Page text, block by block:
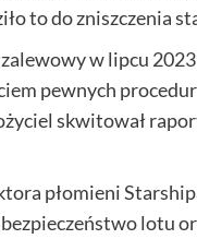
to do zniszczenia
w lipcu
pewnych
skwitował
płomieni
lotu